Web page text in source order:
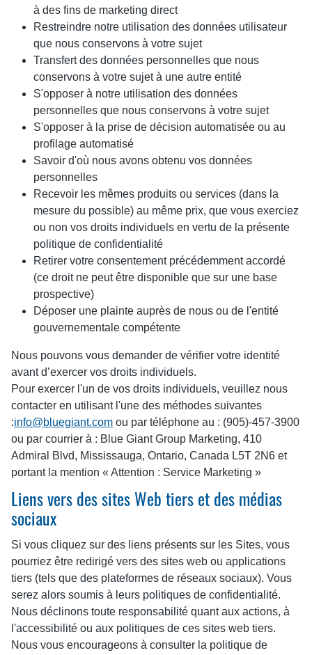
à des fins de marketing direct
Restreindre notre utilisation des données utilisateur
que nous conservons à votre sujet
Transfert des données personnelles que nous
conservons à votre sujet à une autre entité
S'opposer à notre utilisation des données
personnelles que nous conservons à votre sujet
S'opposer à la prise de décision automatisée ou au
profilage automatisé
Savoir d'où nous avons obtenu vos données
personnelles
Recevoir les mêmes produits ou services (dans la
mesure du possible) au même prix, que vous exerciez
ou non vos droits individuels en vertu de la présente
politique de confidentialité
Retirer votre consentement précédemment accordé
(ce droit ne peut être disponible que sur une base
prospective)
Déposer une plainte auprès de nous ou de l'entité
gouvernementale compétente
Nous pouvons vous demander de vérifier votre identité
avant d’exercer vos droits individuels.
Pour exercer l'un de vos droits individuels, veuillez nous
contacter en utilisant l'une des méthodes suivantes
:info@bluegiant.com ou par téléphone au : (905)-457-3900
ou par courrier à : Blue Giant Group Marketing, 410
Admiral Blvd, Mississauga, Ontario, Canada L5T 2N6 et
portant la mention « Attention : Service Marketing »
Liens vers des sites Web tiers et des médias
sociaux
Si vous cliquez sur des liens présents sur les Sites, vous
pourriez être redirigé vers des sites web ou applications
tiers (tels que des plateformes de réseaux sociaux). Vous
serez alors soumis à leurs politiques de confidentialité.
Nous déclinons toute responsabilité quant aux actions, à
l'accessibilité ou aux politiques de ces sites web tiers.
Nous vous encourageons à consulter la politique de